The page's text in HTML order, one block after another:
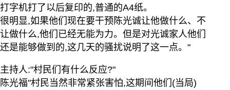
打字机打了以后复印的,普通的A4纸。
很明显,如果他们现在要干预陈光诚让他做什么、不
让做什么,他们已经无能为力。但是对光诚家人他们
还是能够做到的,这几天的骚扰说明了这一点。"
主持人:"村民们有什么反应?"
陈光福"村民当然非常紧张害怕,这期间他们(当局)